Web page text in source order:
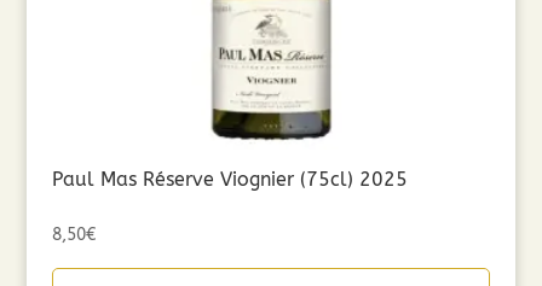
Paul Mas Réserve Viognier (75cl) 2025
8,50€